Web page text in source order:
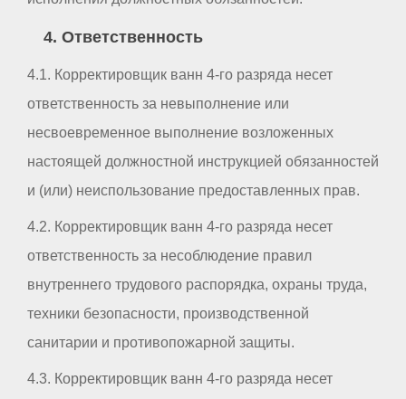
4. Ответственность
4.1. Корректировщик ванн 4-го разряда несет
ответственность за невыполнение или
несвоевременное выполнение возложенных
настоящей должностной инструкцией обязанностей
и (или) неиспользование предоставленных прав.
4.2. Корректировщик ванн 4-го разряда несет
ответственность за несоблюдение правил
внутреннего трудового распорядка, охраны труда,
техники безопасности, производственной
санитарии и противопожарной защиты.
4.3. Корректировщик ванн 4-го разряда несет